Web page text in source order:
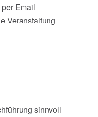
Email
Veranstaltung
sinnvoll